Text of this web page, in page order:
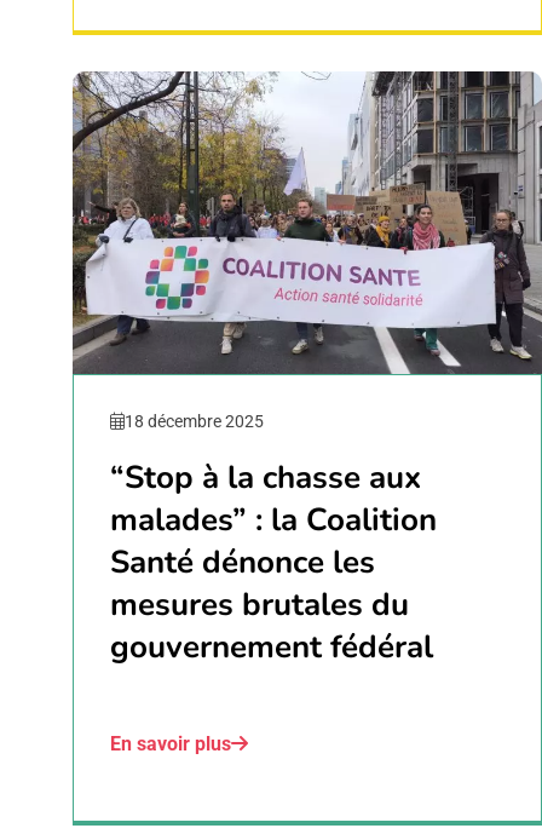
18 décembre 2025
“Stop à la chasse aux
malades” : la Coalition
Santé dénonce les
mesures brutales du
gouvernement fédéral
En savoir plus